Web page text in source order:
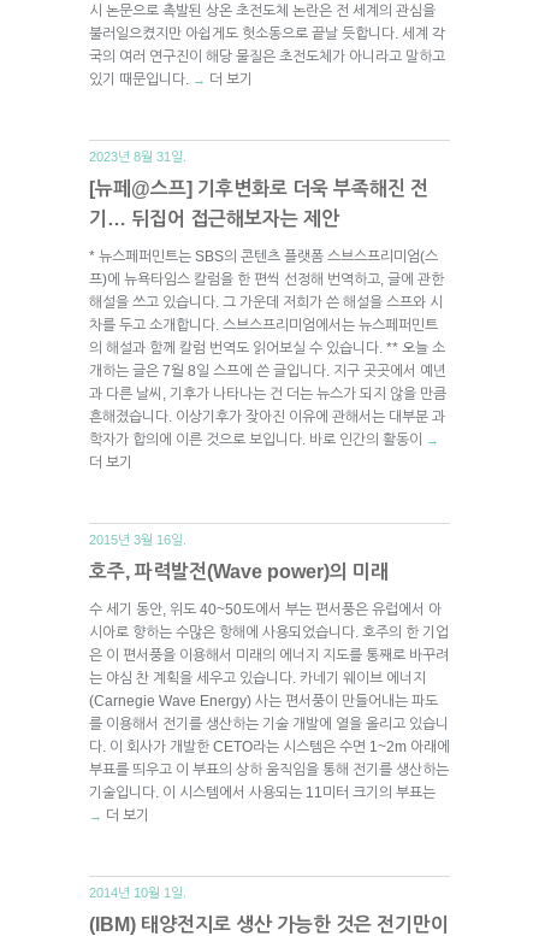
시 논문으로 촉발된 상온 초전도체 논란은 전 세계의 관심을
불러일으켰지만 아쉽게도 헛소동으로 끝날 듯합니다. 세계 각
국의 여러 연구진이 해당 물질은 초전도체가 아니라고 말하고
있기 때문입니다.
→ 더 보기
2023년 8월 31일.
[뉴페@스프] 기후변화로 더욱 부족해진 전
기… 뒤집어 접근해보자는 제안
* 뉴스페퍼민트는 SBS의 콘텐츠 플랫폼 스브스프리미엄(스
프)에 뉴욕타임스 칼럼을 한 편씩 선정해 번역하고, 글에 관한
해설을 쓰고 있습니다. 그 가운데 저희가 쓴 해설을 스프와 시
차를 두고 소개합니다. 스브스프리미엄에서는 뉴스페퍼민트
의 해설과 함께 칼럼 번역도 읽어보실 수 있습니다. ** 오늘 소
개하는 글은 7월 8일 스프에 쓴 글입니다. 지구 곳곳에서 예년
과 다른 날씨, 기후가 나타나는 건 더는 뉴스가 되지 않을 만큼
흔해졌습니다. 이상기후가 잦아진 이유에 관해서는 대부분 과
학자가 합의에 이른 것으로 보입니다. 바로 인간의 활동이
→
더 보기
2015년 3월 16일.
호주, 파력발전(Wave power)의 미래
수 세기 동안, 위도 40~50도에서 부는 편서풍은 유럽에서 아
시아로 향하는 수많은 항해에 사용되었습니다. 호주의 한 기업
은 이 편서풍을 이용해서 미래의 에너지 지도를 통째로 바꾸려
는 야심 찬 계획을 세우고 있습니다. 카네기 웨이브 에너지
(Carnegie Wave Energy) 사는 편서풍이 만들어내는 파도
를 이용해서 전기를 생산하는 기술 개발에 열을 올리고 있습니
다. 이 회사가 개발한 CETO라는 시스템은 수면 1~2m 아래에
부표를 띄우고 이 부표의 상하 움직임을 통해 전기를 생산하는
기술입니다. 이 시스템에서 사용되는 11미터 크기의 부표는
→ 더 보기
2014년 10월 1일.
(IBM) 태양전지로 생산 가능한 것은 전기만이